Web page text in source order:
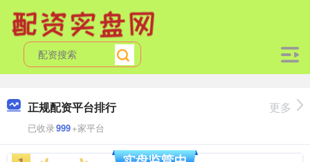
正规配资平台排行
已收录999+家平台
更多